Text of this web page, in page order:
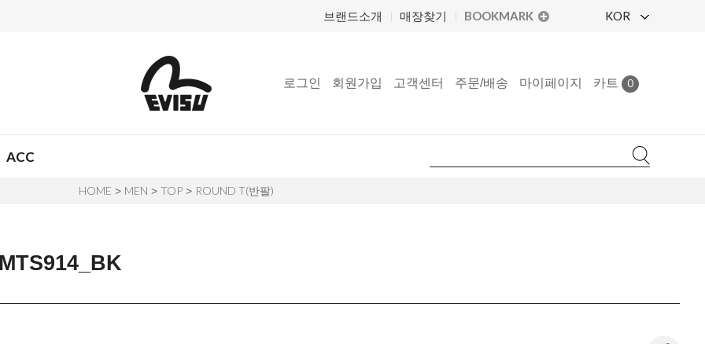
브랜드소개 매장찾기 BOOKMARK KOR
로그인 회원가입 고객센터 주문/배송 마이페이지 카트 0
ACC
HOME > MEN > TOP > ROUND T(반팔)